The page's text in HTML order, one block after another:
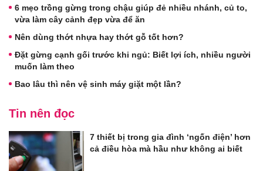
6 mẹo trồng gừng trong chậu giúp đẻ nhiều nhánh, củ to,
vừa làm cây cảnh đẹp vừa để ăn
Nên dùng thớt nhựa hay thớt gỗ tốt hơn?
Đặt gừng cạnh gối trước khi ngủ: Biết lợi ích, nhiều người
muốn làm theo
Bao lâu thì nên vệ sinh máy giặt một lần?
Tin nên đọc
7 thiết bị trong gia đình ‘ngốn điện’ hơn
cả điều hòa mà hầu như không ai biết